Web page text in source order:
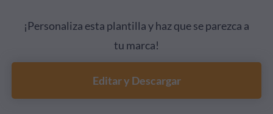
¡Personaliza esta plantilla y haz que se parezca a
tu marca!
Editar y Descargar